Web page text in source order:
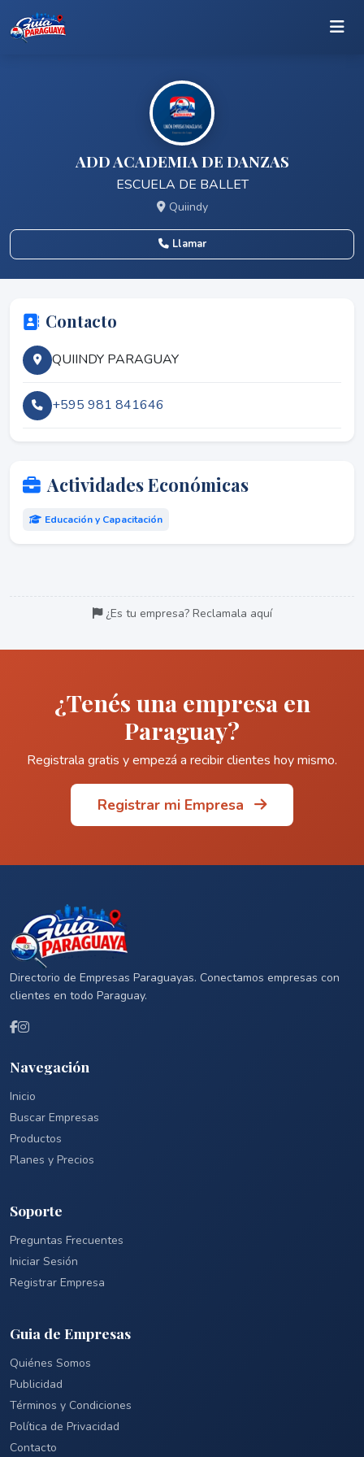
ADD ACADEMIA DE DANZAS
ESCUELA DE BALLET
Quiindy
Llamar
Contacto
QUIINDY PARAGUAY
+595 981 841646
Actividades Económicas
Educación y Capacitación
¿Es tu empresa? Reclamala aquí
¿Tenés una empresa en
Paraguay?
Registrala gratis y empezá a recibir clientes hoy mismo.
Registrar mi Empresa
Directorio de Empresas Paraguayas. Conectamos empresas con
clientes en todo Paraguay.
Navegación
Inicio
Buscar Empresas
Productos
Planes y Precios
Soporte
Preguntas Frecuentes
Iniciar Sesión
Registrar Empresa
Guia de Empresas
Quiénes Somos
Publicidad
Términos y Condiciones
Política de Privacidad
Contacto